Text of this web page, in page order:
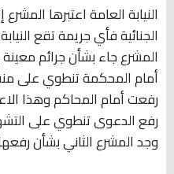
النيابة العامة اعتبرها
الجنائية فأي جريمة تقع
المشرع جاء بشأن جرائم
أمام المحكمة تنطوي على
رفعت أمام المحاكم وهذا
رفع الدعوى تنطوي على
وجد المشرع الثاني بشأن